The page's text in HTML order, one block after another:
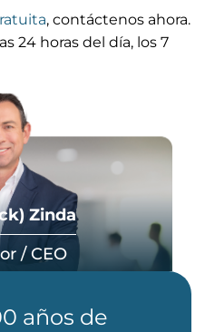
, contáctenos ahora.
24 horas del día, los 7
Zinda
/ CEO
años de